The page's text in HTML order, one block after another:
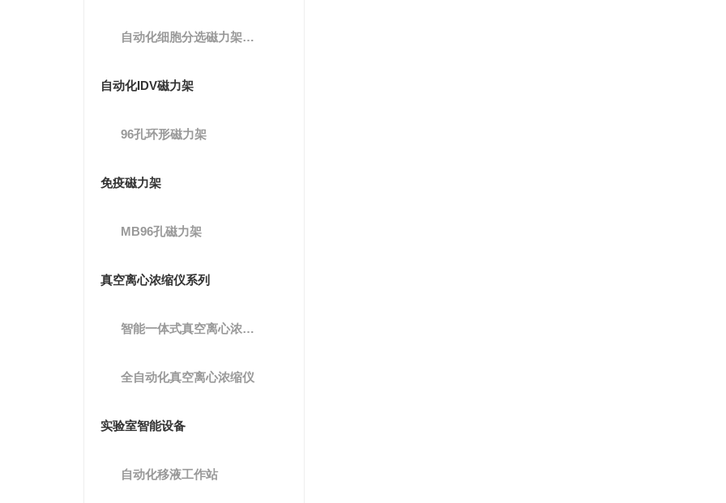
自动化细胞分选磁力架MX1-A(XS分选柱）
自动化IDV磁力架
96孔环形磁力架
免疫磁力架
MB96孔磁力架
真空离心浓缩仪系列
智能一体式真空离心浓缩仪
全自动化真空离心浓缩仪
实验室智能设备
自动化移液工作站